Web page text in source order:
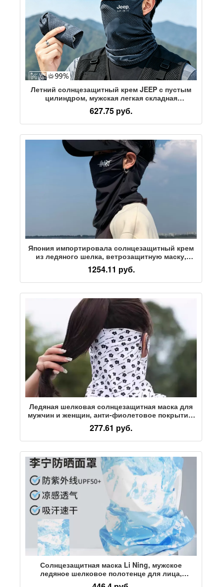
Летний солнцезащитный крем JEEP с пустым
цилиндром, мужская легкая складная
быстросохнущая дышащая солнцезащитная
маска из ледяного шелка, мужская маска из
двух частей
627.75 руб.
Япония импортировала солнцезащитный крем
из ледяного шелка, ветрозащитную маску,
солнцезащитный козырек летом, осенью и
зимой, защитную вуаль для езды на
велосипеде, альпинизма, нагрудника, защиты
1254.11 руб.
Ледяная шелковая солнцезащитная маска для
мужчин и женщин, анти-фиолетовое покрытие,
полностью закрывающее лицо, защита шеи,
нагрудник, летняя езда на открытом воздухе,
внешняя линия, висящее ухо, полотенце для
277.61 руб.
Солнцезащитная маска Li Ning, мужское
ледяное шелковое полотенце для лица,
волшебный головной платок, нагрудник для